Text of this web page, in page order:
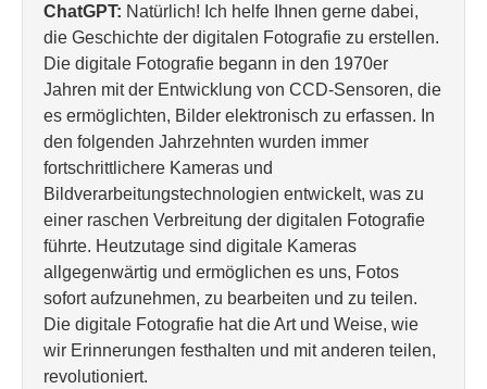
ChatGPT: Natürlich! Ich helfe Ihnen gerne dabei,
die Geschichte der digitalen Fotografie zu erstellen.
Die digitale Fotografie begann in den 1970er
Jahren mit der Entwicklung von CCD-Sensoren, die
es ermöglichten, Bilder elektronisch zu erfassen. In
den folgenden Jahrzehnten wurden immer
fortschrittlichere Kameras und
Bildverarbeitungstechnologien entwickelt, was zu
einer raschen Verbreitung der digitalen Fotografie
führte. Heutzutage sind digitale Kameras
allgegenwärtig und ermöglichen es uns, Fotos
sofort aufzunehmen, zu bearbeiten und zu teilen.
Die digitale Fotografie hat die Art und Weise, wie
wir Erinnerungen festhalten und mit anderen teilen,
revolutioniert.